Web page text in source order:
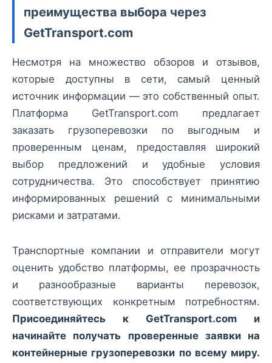
преимущества выбора через
GetTransport.com
Несмотря на множество обзоров и отзывов,
которые доступны в сети, самый ценный
источник информации — это собственный опыт.
Платформа GetTransport.com предлагает
заказать грузоперевозки по выгодным и
проверенным ценам, предоставляя широкий
выбор предложений и удобные условия
сотрудничества. Это способствует принятию
информированных решений с минимальными
рисками и затратами.
Транспортные компании и отправители могут
оценить удобство платформы, ее прозрачность
и разнообразные варианты перевозок,
соответствующих конкретным потребностям.
Присоединяйтесь к GetTransport.com и
начинайте получать проверенные заявки на
контейнерные грузоперевозки по всему миру.